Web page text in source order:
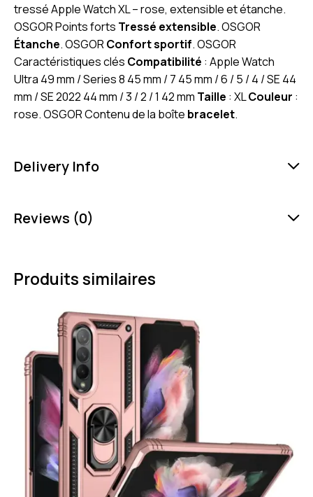
tressé Apple Watch XL – rose, extensible et étanche.
OSGOR Points forts Tressé extensible. OSGOR
Étanche. OSGORConfort sportif. OSGOR
Caractéristiques clés Compatibilité : Apple Watch
Ultra 49 mm / Series 8 45 mm / 7 45 mm / 6 / 5 / 4 / SE 44
mm / SE 2022 44 mm / 3 / 2 / 1 42 mm Taille : XLCouleur :
rose. OSGOR Contenu de la boîte bracelet.
Delivery Info
Reviews (0)
Produits similaires